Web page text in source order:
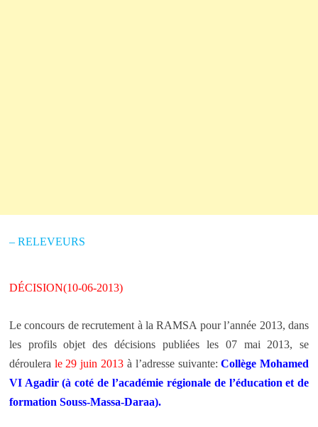
– RELEVEURS
DÉCISION(10-06-2013)
Le concours de recrutement à la RAMSA pour l’année 2013, dans
les profils objet des décisions publiées les 07 mai 2013, se
déroulerale 29 juin 2013 à l’adresse suivante:Collège Mohamed
VI Agadir (à coté de l’académie régionale de l’éducation et de
formation Souss-Massa-Daraa).